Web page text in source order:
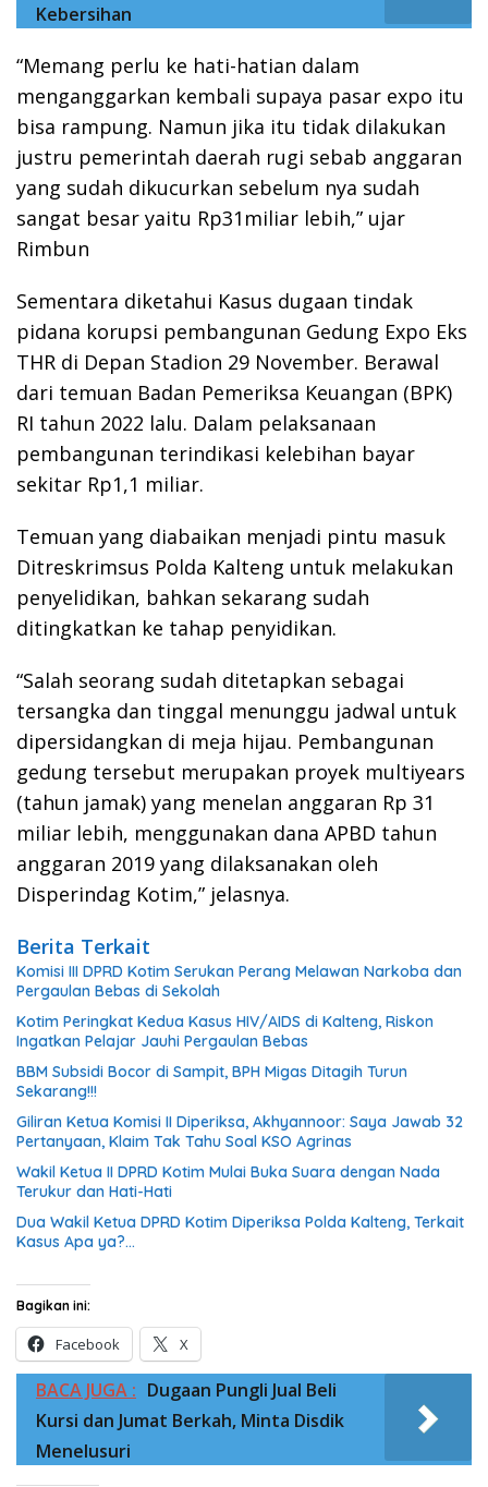
Kebersihan
“Memang perlu ke hati-hatian dalam
menganggarkan kembali supaya pasar expo itu
bisa rampung. Namun jika itu tidak dilakukan
justru pemerintah daerah rugi sebab anggaran
yang sudah dikucurkan sebelum nya sudah
sangat besar yaitu Rp31miliar lebih,” ujar
Rimbun
Sementara diketahui Kasus dugaan tindak
pidana korupsi pembangunan Gedung Expo Eks
THR di Depan Stadion 29 November. Berawal
dari temuan Badan Pemeriksa Keuangan (BPK)
RI tahun 2022 lalu. Dalam pelaksanaan
pembangunan terindikasi kelebihan bayar
sekitar Rp1,1 miliar.
Temuan yang diabaikan menjadi pintu masuk
Ditreskrimsus Polda Kalteng untuk melakukan
penyelidikan, bahkan sekarang sudah
ditingkatkan ke tahap penyidikan.
“Salah seorang sudah ditetapkan sebagai
tersangka dan tinggal menunggu jadwal untuk
dipersidangkan di meja hijau. Pembangunan
gedung tersebut merupakan proyek multiyears
(tahun jamak) yang menelan anggaran Rp 31
miliar lebih, menggunakan dana APBD tahun
anggaran 2019 yang dilaksanakan oleh
Disperindag Kotim,” jelasnya.
Berita Terkait
Komisi III DPRD Kotim Serukan Perang Melawan Narkoba dan
Pergaulan Bebas di Sekolah
Kotim Peringkat Kedua Kasus HIV/AIDS di Kalteng, Riskon
Ingatkan Pelajar Jauhi Pergaulan Bebas
BBM Subsidi Bocor di Sampit, BPH Migas Ditagih Turun
Sekarang!!!
Giliran Ketua Komisi II Diperiksa, Akhyannoor: Saya Jawab 32
Pertanyaan, Klaim Tak Tahu Soal KSO Agrinas
Wakil Ketua II DPRD Kotim Mulai Buka Suara dengan Nada
Terukur dan Hati-Hati
Dua Wakil Ketua DPRD Kotim Diperiksa Polda Kalteng, Terkait
Kasus Apa ya?…
Bagikan ini:
Facebook X
BACA JUGA : Dugaan Pungli Jual Beli
Kursi dan Jumat Berkah, Minta Disdik
Menelusuri